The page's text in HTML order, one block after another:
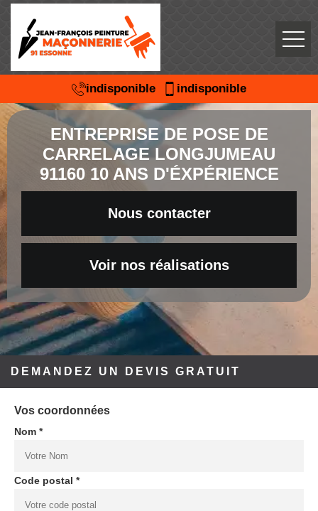
indisponible indisponible
ENTREPRISE DE POSE DE
CARRELAGE LONGJUMEAU
91160 10 ANS D'ÉXPÉRIENCE
Nous contacter
Voir nos réalisations
DEMANDEZ UN DEVIS GRATUIT
Vos coordonnées
Nom *
Code postal *